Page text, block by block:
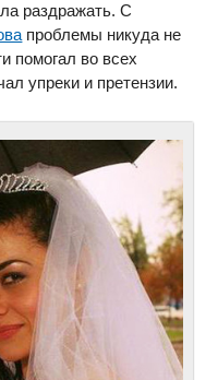
раздражать. С
проблемы никуда не
помогал во всех
упреки и претензии.